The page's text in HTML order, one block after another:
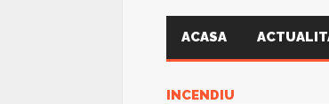
ACASA
INCENDIU